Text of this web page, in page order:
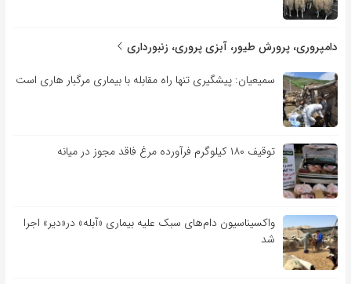
دامپروری، پرورش طیور، آبزی پروری، زنبورداری
سمیعیان: پیشگیری تنها راه مقابله با بیماری مرگبار هاری است
توقیف ۱۸۰ کیلوگرم فرآورده مرغ فاقد مجوز در میانه
واکسیناسیون دام‌های سبک علیه بیماری «آبله» در«دیر» اجرا
شد